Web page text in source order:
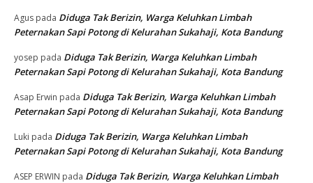
Agus pada Diduga Tak Berizin, Warga Keluhkan Limbah
Peternakan Sapi Potong di Kelurahan Sukahaji, Kota Bandung
yosep pada Diduga Tak Berizin, Warga Keluhkan Limbah
Peternakan Sapi Potong di Kelurahan Sukahaji, Kota Bandung
Asap Erwin pada Diduga Tak Berizin, Warga Keluhkan Limbah
Peternakan Sapi Potong di Kelurahan Sukahaji, Kota Bandung
Luki pada Diduga Tak Berizin, Warga Keluhkan Limbah
Peternakan Sapi Potong di Kelurahan Sukahaji, Kota Bandung
ASEP ERWIN pada Diduga Tak Berizin, Warga Keluhkan Limbah